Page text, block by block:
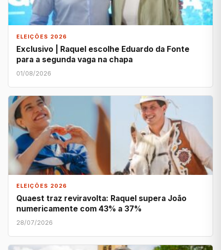
ELEIÇÕES 2026
Exclusivo | Raquel escolhe Eduardo da Fonte
para a segunda vaga na chapa
01/08/2026
ELEIÇÕES 2026
Quaest traz reviravolta: Raquel supera João
numericamente com 43% a 37%
28/07/2026